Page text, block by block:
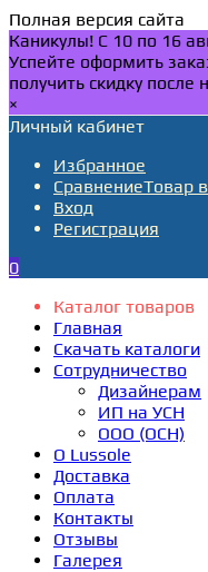
Полная версия сайта
Каникулы! С 10 по 16
Успейте оформить
получить скидку
×
Личный кабинет
Избранное
СравнениеТовар
Вход
Регистрация
0
Каталог товаров
Главная
Скачать каталоги
Сотрудничество
Дизайнерам
ИП на УСН
ООО (ОСН)
О Lussole
Доставка
Оплата
Контакты
Отзывы
Галерея